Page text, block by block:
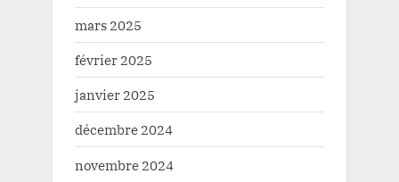
mars 2025
février 2025
janvier 2025
décembre 2024
novembre 2024